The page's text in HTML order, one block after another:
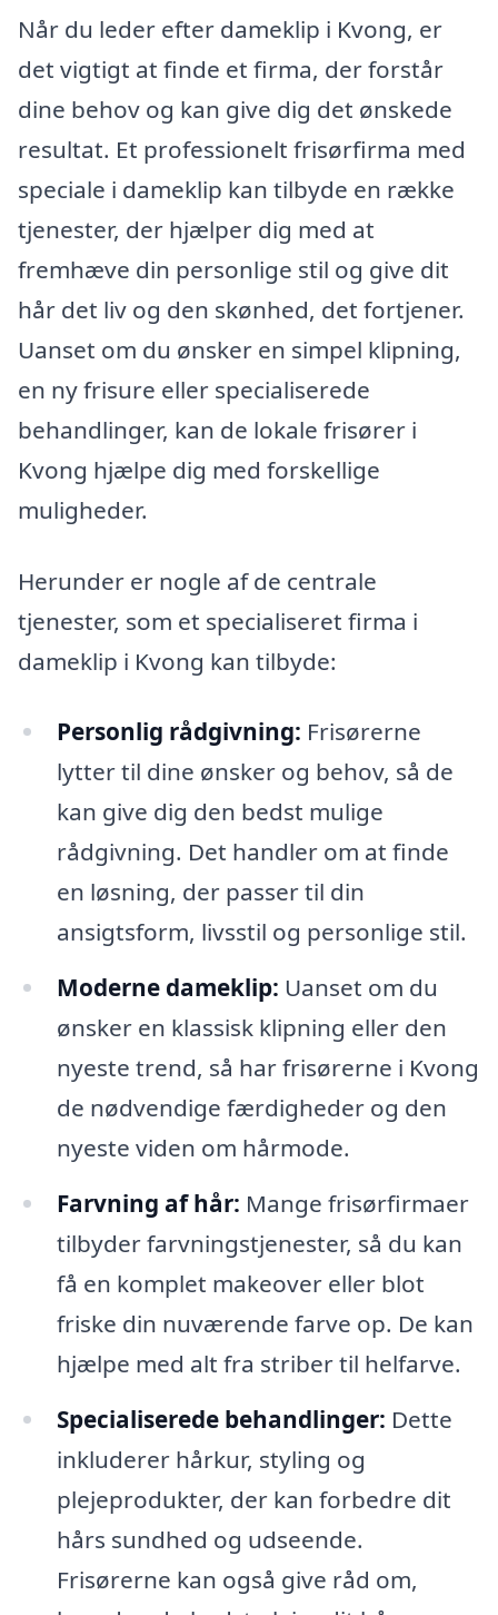
Når du leder efter dameklip i Kvong, er
det vigtigt at finde et firma, der forstår
dine behov og kan give dig det ønskede
resultat. Et professionelt frisørfirma med
speciale i dameklip kan tilbyde en række
tjenester, der hjælper dig med at
fremhæve din personlige stil og give dit
hår det liv og den skønhed, det fortjener.
Uanset om du ønsker en simpel klipning,
en ny frisure eller specialiserede
behandlinger, kan de lokale frisører i
Kvong hjælpe dig med forskellige
muligheder.
Herunder er nogle af de centrale
tjenester, som et specialiseret firma i
dameklip i Kvong kan tilbyde:
Personlig rådgivning: Frisørerne
lytter til dine ønsker og behov, så de
kan give dig den bedst mulige
rådgivning. Det handler om at finde
en løsning, der passer til din
ansigtsform, livsstil og personlige stil.
Moderne dameklip: Uanset om du
ønsker en klassisk klipning eller den
nyeste trend, så har frisørerne i Kvong
de nødvendige færdigheder og den
nyeste viden om hårmode.
Farvning af hår: Mange frisørfirmaer
tilbyder farvningstjenester, så du kan
få en komplet makeover eller blot
friske din nuværende farve op. De kan
hjælpe med alt fra striber til helfarve.
Specialiserede behandlinger: Dette
inkluderer hårkur, styling og
plejeprodukter, der kan forbedre dit
hårs sundhed og udseende.
Frisørerne kan også give råd om,